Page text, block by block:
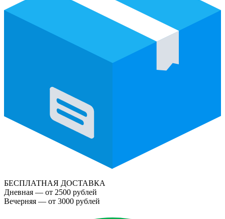
БЕСПЛАТНАЯ ДОСТАВКА
Дневная — от 2500 рублей
Вечерняя — от 3000 рублей